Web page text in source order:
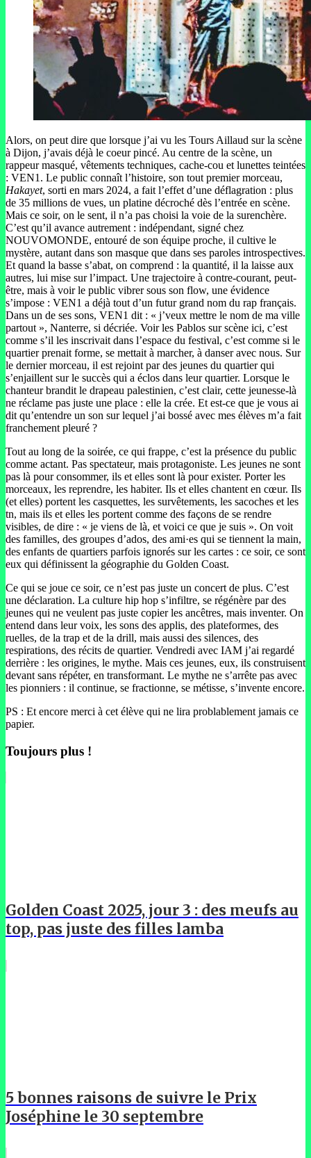
Alors, on peut dire que lorsque j’ai vu les Tours Aillaud sur la scène
à Dijon, j’avais déjà le coeur pincé. Au centre de la scène, un
rappeur masqué, vêtements techniques, cache-cou et lunettes teintées
: VEN1. Le public connaît l’histoire, son tout premier morceau,
Hakayet, sorti en mars 2024, a fait l’effet d’une déflagration : plus
de 35 millions de vues, un platine décroché dès l’entrée en scène.
Mais ce soir, on le sent, il n’a pas choisi la voie de la surenchère.
C’est qu’il avance autrement : indépendant, signé chez
NOUVOMONDE, entouré de son équipe proche, il cultive le
mystère, autant dans son masque que dans ses paroles introspectives.
Et quand la basse s’abat, on comprend : la quantité, il la laisse aux
autres, lui mise sur l’impact. Une trajectoire à contre-courant, peut-
être, mais à voir le public vibrer sous son flow, une évidence
s’impose : VEN1 a déjà tout d’un futur grand nom du rap français.
Dans un de ses sons, VEN1 dit : « j’veux mettre le nom de ma ville
partout », Nanterre, si décriée. Voir les Pablos sur scène ici, c’est
comme s’il les inscrivait dans l’espace du festival, c’est comme si le
quartier prenait forme, se mettait à marcher, à danser avec nous. Sur
le dernier morceau, il est rejoint par des jeunes du quartier qui
s’enjaillent sur le succès qui a éclos dans leur quartier. Lorsque le
chanteur brandit le drapeau palestinien, c’est clair, cette jeunesse-là
ne réclame pas juste une place : elle la crée. Et est-ce que je vous ai
dit qu’entendre un son sur lequel j’ai bossé avec mes élèves m’a fait
franchement pleuré ?
Tout au long de la soirée, ce qui frappe, c’est la présence du public
comme actant. Pas spectateur, mais protagoniste. Les jeunes ne sont
pas là pour consommer, ils et elles sont là pour exister. Porter les
morceaux, les reprendre, les habiter. Ils et elles chantent en cœur. Ils
(et elles) portent les casquettes, les survêtements, les sacoches et les
tn, mais ils et elles les portent comme des façons de se rendre
visibles, de dire : « je viens de là, et voici ce que je suis ». On voit
des familles, des groupes d’ados, des ami·es qui se tiennent la main,
des enfants de quartiers parfois ignorés sur les cartes : ce soir, ce sont
eux qui définissent la géographie du Golden Coast.
Ce qui se joue ce soir, ce n’est pas juste un concert de plus. C’est
une déclaration. La culture hip hop s’infiltre, se régénère par des
jeunes qui ne veulent pas juste copier les ancêtres, mais inventer. On
entend dans leur voix, les sons des applis, des plateformes, des
ruelles, de la trap et de la drill, mais aussi des silences, des
respirations, des récits de quartier. Vendredi avec IAM j’ai regardé
derrière : les origines, le mythe. Mais ces jeunes, eux, ils construisent
devant sans répéter, en transformant. Le mythe ne s’arrête pas avec
les pionniers : il continue, se fractionne, se métisse, s’invente encore.
PS : Et encore merci à cet élève qui ne lira problablement jamais ce
papier.
Toujours plus !
Golden Coast 2025, jour 3 : des meufs au
top, pas juste des filles lamba
5 bonnes raisons de suivre le Prix
Joséphine le 30 septembre